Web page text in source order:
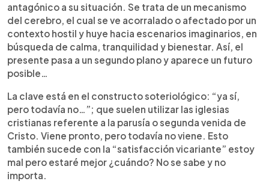
antagónico a su situación. Se trata de un mecanismo
del cerebro, el cual se ve acorralado o afectado por un
contexto hostil y huye hacia escenarios imaginarios, en
búsqueda de calma, tranquilidad y bienestar. Así, el
presente pasa a un segundo plano y aparece un futuro
posible…
La clave está en el constructo soteriológico: “ya sí,
pero todavía no…”; que suelen utilizar las iglesias
cristianas referente a la parusía o segunda venida de
Cristo. Viene pronto, pero todavía no viene. Esto
también sucede con la “satisfacción vicariante” estoy
mal pero estaré mejor ¿cuándo? No se sabe y no
importa.